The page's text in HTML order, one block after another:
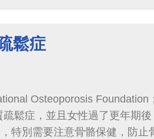
鬆症
Osteoporosis Foundation
鬆症，並且女性過了更年期
特別需要注意骨骼保健，防止